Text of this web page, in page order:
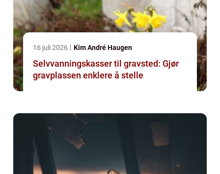
16 juli 2026 Kim André Haugen
Selvvanningskasser til gravsted: Gjør
gravplassen enklere å stelle